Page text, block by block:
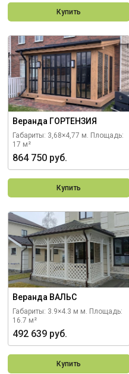
Купить
Веранда ГОРТЕНЗИЯ
Габариты: 3,68×4,77 м. Площадь:
17 м²
864 750 руб.
Купить
Веранда ВАЛЬС
Габариты: 3.9×4.3 м м. Площадь:
16.7 м²
492 639 руб.
Купить